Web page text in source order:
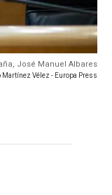
José Manuel Albares
Vélez - Europa Press